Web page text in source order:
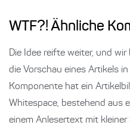
WTF?! Ähnliche
Die Idee reifte weiter, und
die Vorschau eines Artikels
Komponente hat ein
Whitespace, bestehend aus
einem Anlesertext mit